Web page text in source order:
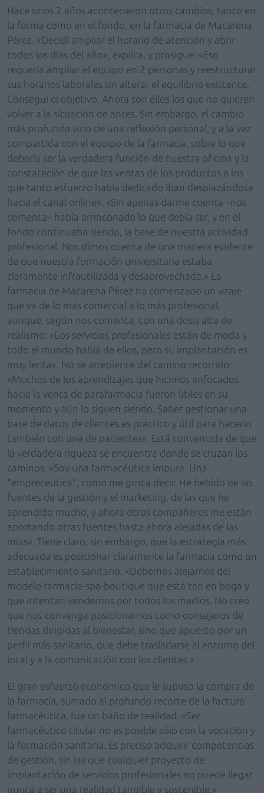
Hace unos 2 años acontecieron otros cambios, tanto en
la forma como en el fondo, en la farmacia de Macarena
Pérez. «Decidí ampliar el horario de atención y abrir
todos los días del año», explica, y prosigue: «Eso
requería ampliar el equipo en 2 personas y reestructurar
sus horarios laborales sin alterar el equilibrio existente.
Conseguí el objetivo. Ahora son ellos los que no quieren
volver a la situación de antes. Sin embargo, el cambio
más profundo vino de una reflexión personal, y a la vez
compartida con el equipo de la farmacia, sobre lo que
debería ser la verdadera función de nuestra oficina y la
constatación de que las ventas de los productos a los
que tanto esfuerzo había dedicado iban desplazándose
hacia el canal online». «Sin apenas darme cuenta –nos
comenta– había arrinconado lo que debía ser, y en el
fondo continuaba siendo, la base de nuestra actividad
profesional. Nos dimos cuenta de una manera evidente
de que nuestra formación universitaria estaba
claramente infrautilizada y desaprovechada.» La
farmacia de Macarena Pérez ha comenzado un viraje
que va de lo más comercial a lo más profesional,
aunque, según nos comenta, con una dosis alta de
realismo: «Los servicios profesionales están de moda y
todo el mundo habla de ellos, pero su implantación es
muy lenta». No se arrepiente del camino recorrido:
«Muchos de los aprendizajes que hicimos enfocados
hacia la venta de parafarmacia fueron útiles en su
momento y aún lo siguen siendo. Saber gestionar una
base de datos de clientes es práctico y útil para hacerlo
también con una de pacientes». Está convencida de que
la verdadera riqueza se encuentra donde se cruzan los
caminos: «Soy una farmacéutica impura. Una
“emprecéutica”, como me gusta decir. He bebido de las
fuentes de la gestión y el marketing, de las que he
aprendido mucho, y ahora otros compañeros me están
aportando otras fuentes hasta ahora alejadas de las
mías». Tiene claro, sin embargo, que la estrategia más
adecuada es posicionar claramente la farmacia como un
establecimiento sanitario. «Debemos alejarnos del
modelo farmacia-spa-boutique que está tan en boga y
que intentan vendernos por todos los medios. No creo
que nos convenga posicionarnos como consejeros de
tiendas dirigidas al bienestar, sino que apuesto por un
perfil más sanitario, que debe trasladarse al entorno del
local y a la comunicación con los clientes.»
El gran esfuerzo económico que le supuso la compra de
la farmacia, sumado al profundo recorte de la factura
farmacéutica, fue un baño de realidad. «Ser
farmacéutico titular no es posible sólo con la vocación y
la formación sanitaria. Es preciso adquirir competencias
de gestión, sin las que cualquier proyecto de
implantación de servicios profesionales no puede llegar
nunca a ser una realidad tangible y sostenible.»